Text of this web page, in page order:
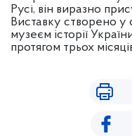
Русі, він виразно
Виставку створено у
музеєм історії
протягом трьох